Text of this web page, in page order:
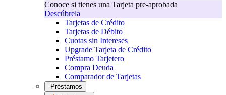
Conoce si tienes una Tarjeta pre-aprobada
Descúbrela
Tarjetas de Crédito
Tarjetas de Débito
Cuotas sin Intereses
Upgrade Tarjeta de Crédito
Préstamo Tarjetero
Compra Deuda
Comparador de Tarjetas
Préstamos